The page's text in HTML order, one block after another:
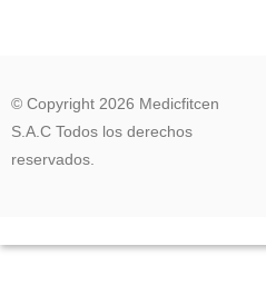
© Copyright 2026 Medicfitcen
S.A.C Todos los derechos
reservados.